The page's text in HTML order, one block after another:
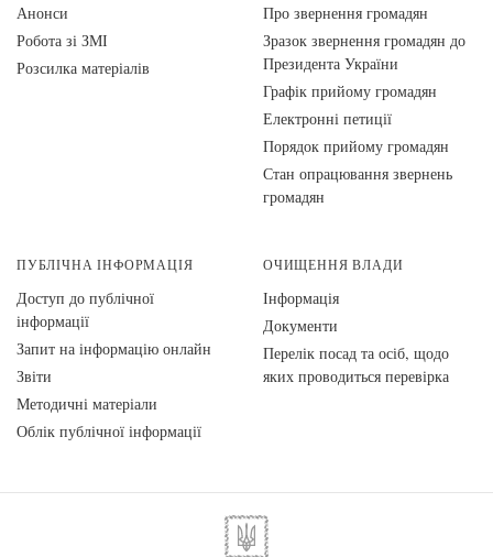
Анонси
Робота зі ЗМІ
Розсилка матеріалів
Про звернення громадян
Зразок звернення громадян до
Президента України
Графік прийому громадян
Електронні петиції
Порядок прийому громадян
Стан опрацювання звернень
громадян
ПУБЛІЧНА ІНФОРМАЦІЯ
Доступ до публічної
інформації
Запит на інформацію онлайн
Звіти
Методичні матеріали
Облік публічної інформації
ОЧИЩЕННЯ ВЛАДИ
Інформація
Документи
Перелік посад та осіб, щодо
яких проводиться перевірка